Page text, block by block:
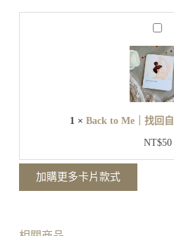
意
思
金
句
卡
B
c
k
t
o
M
｜
找
回
1 × Back to Me｜找回
NT$50
加購更多卡片款式